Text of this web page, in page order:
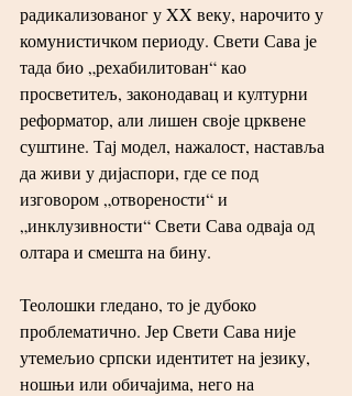
радикализованог у XX веку, нарочито у
комунистичком периоду. Свети Сава је
тада био „рехабилитован“ као
просветитељ, законодавац и културни
реформатор, али лишен своје црквене
суштине. Тај модел, нажалост, наставља
да живи у дијаспори, где се под
изговором „отворености“ и
„инклузивности“ Свети Сава одваја од
олтара и смешта на бину.
Теолошки гледано, то је дубоко
проблематично. Јер Свети Сава није
утемељио српски идентитет на језику,
ношњи или обичајима, него на